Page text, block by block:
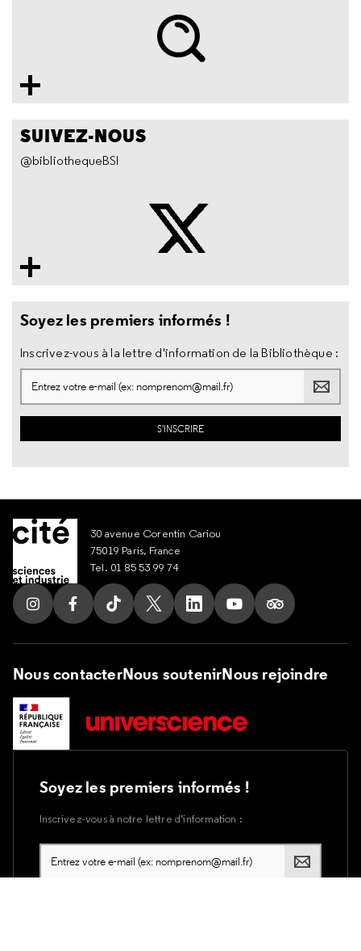
SUIVEZ-NOUS
@bibliothequeBSI
Soyez les premiers informés !
Inscrivez-vous à la lettre d'information de la Bibliothèque :
30 avenue Corentin Cariou
75019 Paris, France
Tel. 01 85 53 99 74
Suivez nous sur Instagram
Suivez nous sur Facebook
Suivez nous sur Tik Tok
Suivez nous sur X
Suivez nous sur LinkedIn
Suivez nous sur
Suivez nous
Nous contacterNous soutenirNous rejoindre
Soyez les premiers informés !
Inscrivez-vous à notre lettre d’information :